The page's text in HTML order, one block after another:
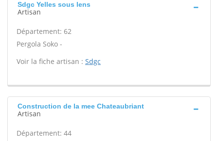
Sdgc Yelles sous lens
Artisan
Département: 62
Pergola Soko -
Voir la fiche artisan : Sdgc
Construction de la mee Chateaubriant
Artisan
Département: 44